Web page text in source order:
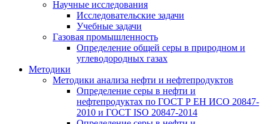
Научные исследования
Исследовательские задачи
Учебные задачи
Газовая промышленность
Определение общей серы в природном и
углеводородных газах
Методики
Методики анализа нефти и нефтепродуктов
Определение серы в нефти и
нефтепродуктах по ГОСТ Р ЕН ИСО 20847-
2010 и ГОСТ ISO 20847-2014